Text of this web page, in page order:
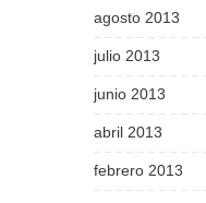
agosto 2013
julio 2013
junio 2013
abril 2013
febrero 2013